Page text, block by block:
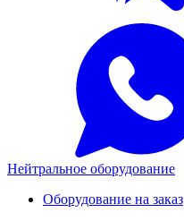
Нейтральное оборудование
Оборудование на заказ